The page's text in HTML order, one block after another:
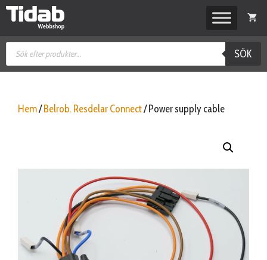
Hoppa
Produktsökning
SÖK
Hem/ Belrob. Resdelar Connect/ Power supply cable